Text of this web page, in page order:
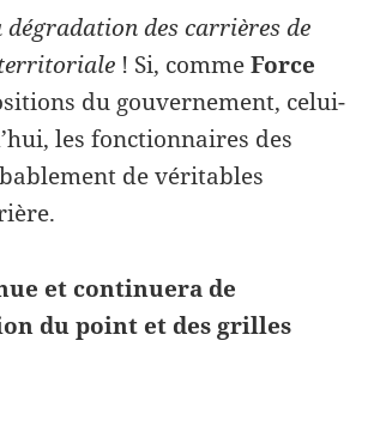
des carrières de
! Si, commeForce
du gouvernement, celui-
les fonctionnaires des
de véritables
et continuera de
du point et des grilles